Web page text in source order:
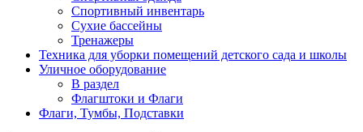
Спортивный инвентарь
Сухие бассейны
Тренажеры
Техника для уборки помещений детского сада и школы
Уличное оборудование
В раздел
Флагштоки и Флаги
Флаги, Тумбы, Подставки